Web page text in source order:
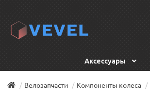
Аксессуары
Велозапчасти Компоненты колеса